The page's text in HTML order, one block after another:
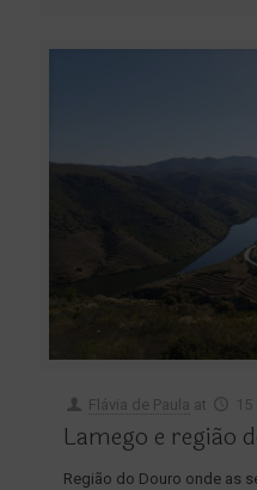
Flávia de Paula at
Lamego e região
Região do Douro onde as